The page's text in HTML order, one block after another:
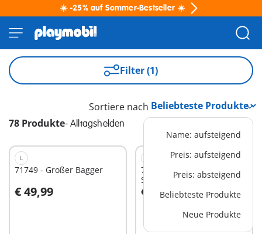
☀️ -25% auf Sommer-Bestseller ☀️
Filter (1)
78 Produkte- Alltagshelden
Sortiere nach
Name: aufsteigend
Preis: aufsteigend
Preis: absteigend
Beliebteste Produkte
Neue Produkte
L
71749 - Großer Bagger
€ 49,99
In den Warenkorb
71729 - Polizei
Streifenwagen
€ 40,99
In den Warenkorb